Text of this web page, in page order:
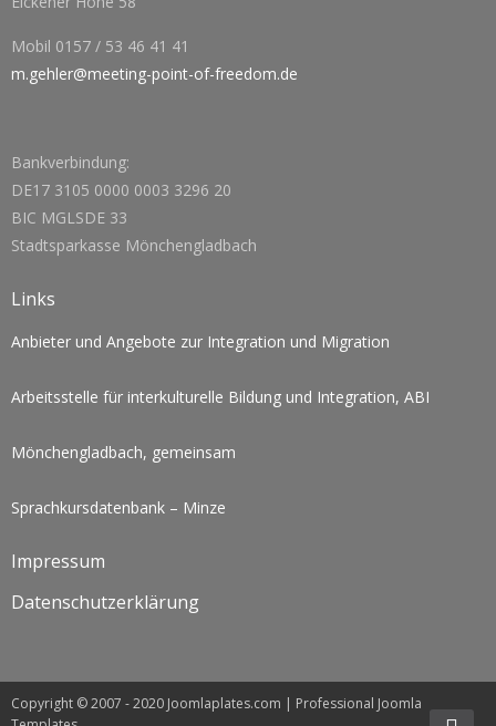
Mobil 0157 / 53 46 41 41
m.gehler@meeting-point-of-freedom.de
Bankverbindung:
DE17 3105 0000 0003 3296 20
BIC MGLSDE 33
Stadtsparkasse Mönchengladbach
Links
Anbieter und Angebote zur Integration und Migration
Arbeitsstelle für interkulturelle Bildung und Integration, ABI
Mönchengladbach, gemeinsam
Sprachkursdatenbank – Minze
Impressum
Datenschutzerklärung
Copyright © 2007 - 2020 Joomlaplates.com | Professional Joomla